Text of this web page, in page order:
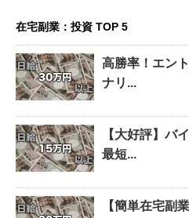
在宅副業：投資 TOP 5
高勝率！エン
ナリ...
【大好評】バ
最短...
【簡単在宅副